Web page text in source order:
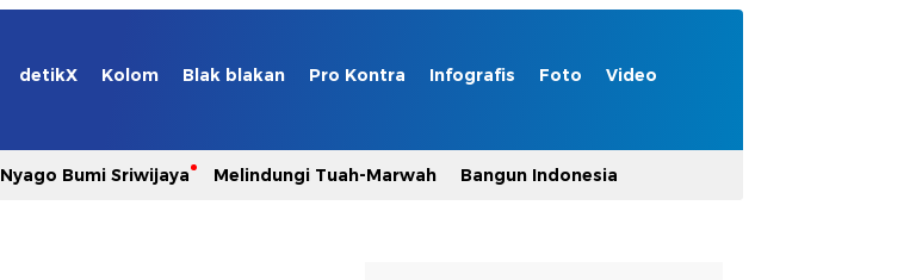
detikX Kolom Blak blakan Pro Kontra Infografis Foto Video
Nyago Bumi Sriwijaya Melindungi Tuah-Marwah Bangun Indonesia